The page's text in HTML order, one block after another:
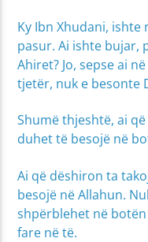
Ky Ibn Xhudani,
pasur. Ai ishte bujar,
Ahiret? Jo, sepse ai
tjetër, nuk e besonte
Shumë thjeshtë, ai
duhet të besojë në
Ai që dëshiron ta
besojë në Allahun.
shpërblehet në
fare në të.